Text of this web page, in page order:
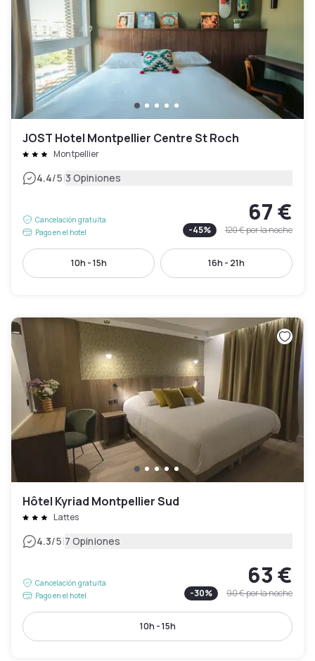
JOST Hotel Montpellier Centre St Roch
Montpellier
4.4/5|3 Opiniones
Cancelación gratuita
Pago en el hotel
67 €
-45% 120 €por la noche
10h - 15h 16h - 21h
Hôtel Kyriad Montpellier Sud
Lattes
4.3/5|7 Opiniones
Cancelación gratuita
Pago en el hotel
63 €
-30% 90 €por la noche
10h - 15h